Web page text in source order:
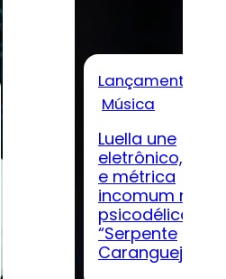
Lançamentos
Música
Luella une
eletrônico, rock
e métrica
incomum na
psicodélica
“Serpente
Caranguejo”